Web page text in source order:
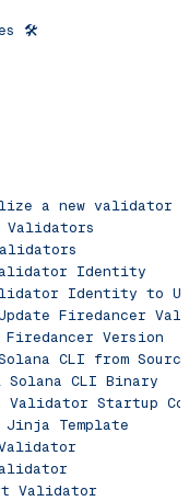
🛠️
a new validator
Validators
Identity
Identity to
Firedancer
Firedancer Version
CLI from Source
Solana CLI Binary
Validator Startup
Jinja Template
Validator